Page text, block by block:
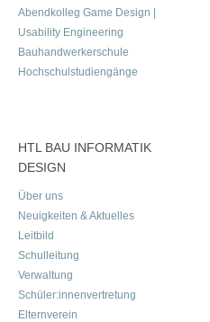
Abendkolleg Game Design |
Usability Engineering
Bauhandwerkerschule
Hochschulstudiengänge
HTL BAU INFORMATIK
DESIGN
Über uns
Neuigkeiten & Aktuelles
Leitbild
Schulleitung
Verwaltung
Schüler:innenvertretung
Elternverein